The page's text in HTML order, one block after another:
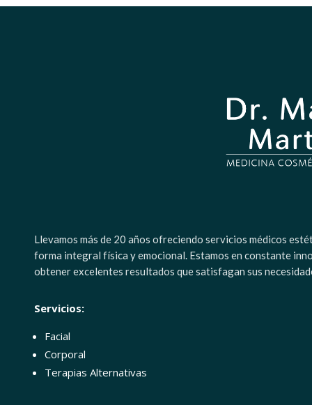
Llevamos más de 20 años ofreciendo servicios médicos
forma integral física y emocional. Estamos en constante
obtener excelentes resultados que satisfagan sus
Servicios:
Facial
Corporal
Terapias Alternativas